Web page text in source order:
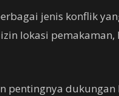
jenis konflik
lokasi
pentingnya dukungan